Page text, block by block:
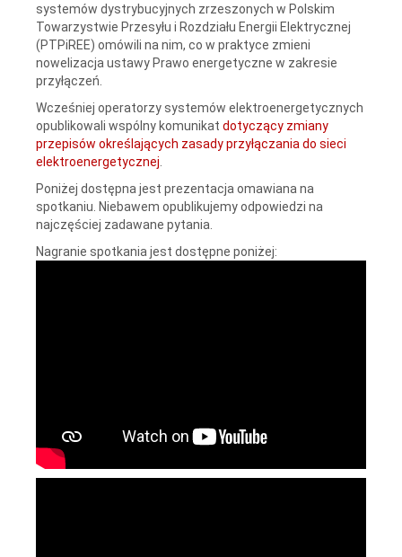
systemów dystrybucyjnych zrzeszonych w Polskim
Towarzystwie Przesyłu i Rozdziału Energii Elektrycznej
(PTPiREE) omówili na nim, co w praktyce zmieni
nowelizacja ustawy Prawo energetyczne w zakresie
przyłączeń.
Wcześniej operatorzy systemów elektroenergetycznych
opublikowali wspólny komunikat dotyczący zmiany
przepisów określających zasady przyłączania do sieci
elektroenergetycznej
Poniżej dostępna jest prezentacja omawiana na
spotkaniu. Niebawem opublikujemy odpowiedzi na
najczęściej zadawane pytania.
Nagranie spotkania jest dostępne poniżej: